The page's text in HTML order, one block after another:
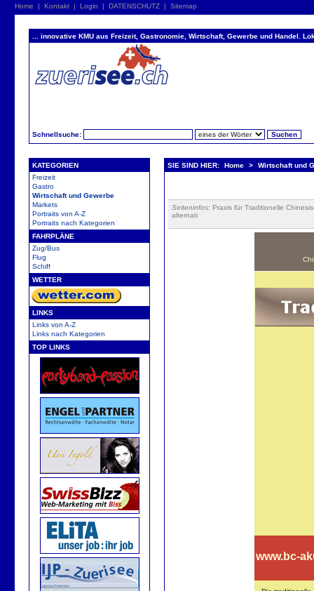
Home | Kontakt | Login | DATENSCHUTZ | Sitemap
... innovative KMU aus Freizeit, Gastronomie, Wirtschaft, Gewerbe und Handel.
Schnellsuche:
KATEGORIEN
Freizeit
Gastro
Wirtschaft und Gewerbe
Markets
Portraits von A-Z
Portraits nach Kategorien
FAHRPLÄNE
Zug/Bus
Flug
Schiff
WETTER
LINKS
Links von A-Z
Links nach Kategorien
TOP LINKS
SIE SIND HIER: Home > Wirtschaft und
Seiteninfos: Praxis für Traditionelle
alternati
www.bc-